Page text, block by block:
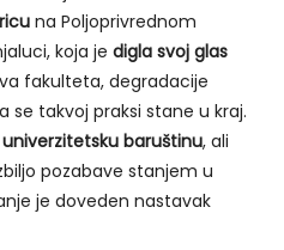
na Poljoprivrednom
koja je digla svoj glas
fakulteta, degradacije
se takvoj praksi stane u kraj.
baruštinu, ali
pozabave stanjem u
je doveden nastavak